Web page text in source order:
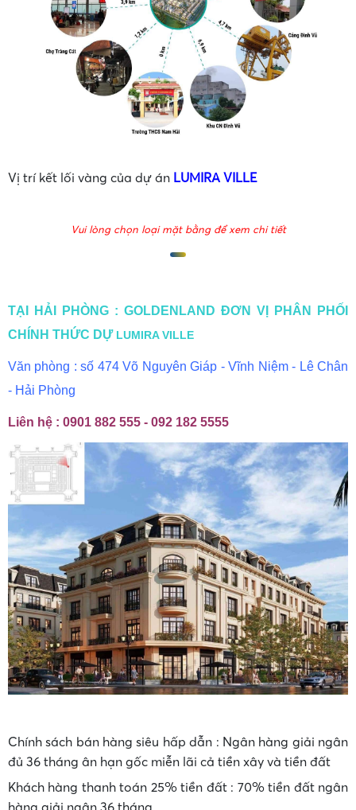
Vị trí kết lối vàng của dự án LUMIRA VILLE
Vui lòng chọn loại mặt bằng để xem chi tiết
TẠI HẢI PHÒNG : GOLDENLAND ĐƠN VỊ PHÂN PHỐI
CHÍNH THỨC DỰ LUMIRA VILLE
Văn phòng : số 474 Võ Nguyên Giáp - Vĩnh Niệm - Lê Chân
- Hải Phòng
Liên hệ : 0901 882 555 - 092 182 5555
Chính sách bán hàng siêu hấp dẫn : Ngân hàng giải ngân
đủ 36 tháng ân hạn gốc miễn lãi cả tiền xây và tiền đất
Khách hàng thanh toán 25% tiền đất : 70% tiền đất ngân